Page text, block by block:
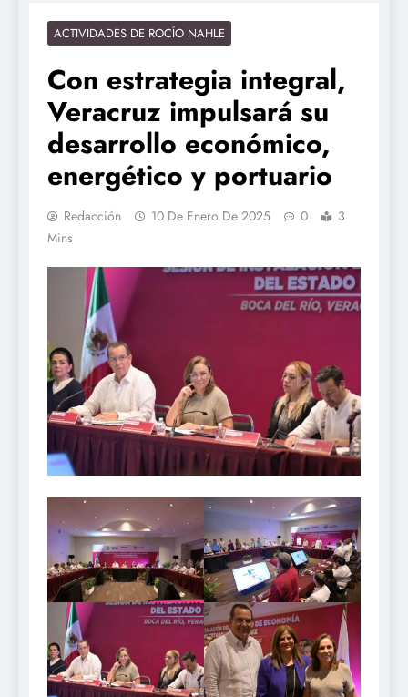
ACTIVIDADES DE ROCÍO NAHLE
Con estrategia integral,
Veracruz impulsará su
desarrollo económico,
energético y portuario
Redacción 10 De Enero De 2025 0
3
Mins